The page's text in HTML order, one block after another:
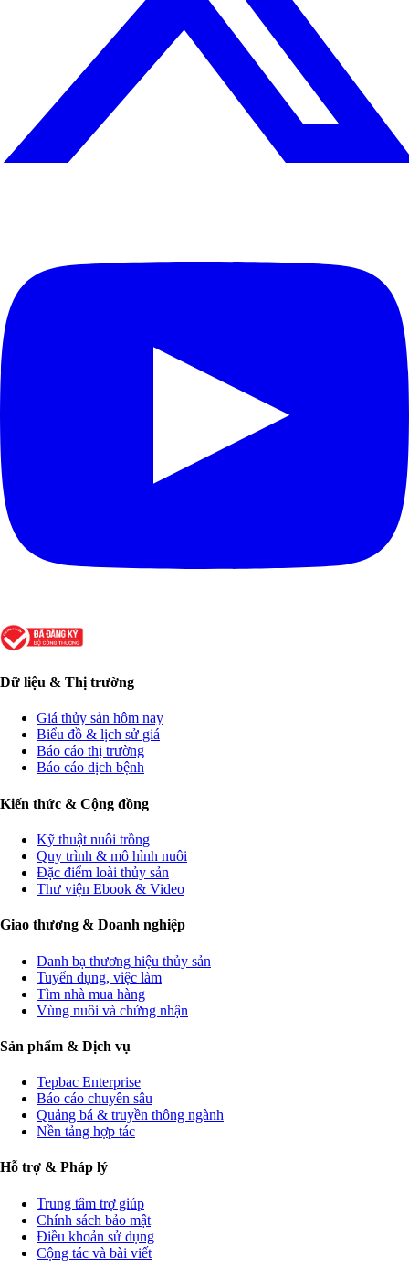
Dữ liệu & Thị trường
Giá thủy sản hôm nay
Biểu đồ & lịch sử giá
Báo cáo thị trường
Báo cáo dịch bệnh
Kiến thức & Cộng đồng
Kỹ thuật nuôi trồng
Quy trình & mô hình nuôi
Đặc điểm loài thủy sản
Thư viện Ebook & Video
Giao thương & Doanh nghiệp
Danh bạ thương hiệu thủy sản
Tuyển dụng, việc làm
Tìm nhà mua hàng
Vùng nuôi và chứng nhận
Sản phẩm & Dịch vụ
Tepbac Enterprise
Báo cáo chuyên sâu
Quảng bá & truyền thông ngành
Nền tảng hợp tác
Hỗ trợ & Pháp lý
Trung tâm trợ giúp
Chính sách bảo mật
Điều khoản sử dụng
Cộng tác và bài viết